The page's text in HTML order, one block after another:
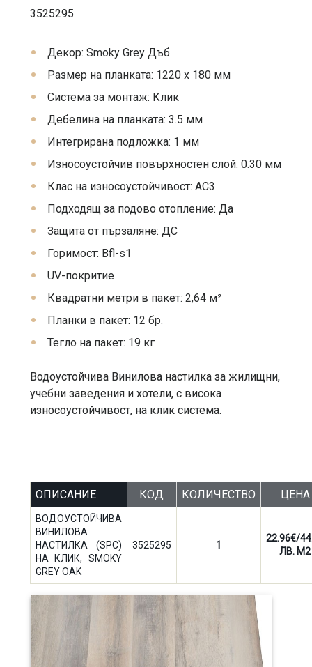
3525295
Декор: Smoky Grey Дъб
Размер на планката: 1220 х 180 мм
Система за монтаж: Клик
Дебелина на планката: 3.5 мм
Интегрирана подложка: 1 мм
Износоустойчив повърхностен слой: 0.30 мм
Клас на износоустойчивост: AC3
Подходящ за подово отопление: Да
Защита от пързаляне: ДС
Горимост: Bfl-s1
UV-покритие
Квадратни метри в пакет: 2,64 м²
Планки в пакет: 12 бр.
Тегло на пакет: 19 кг
Водоустойчива Винилова настилка за жилищни,
учебни заведения и хотели, с висока
износоустойчивост, на клик система.
ОПИСАНИЕ КОД КОЛИЧЕСТВО ЦЕНА
ВОДОУСТОЙЧИВА
ВИНИЛОВА
НАСТИЛКА (SPC)
НА КЛИК, SMOKY
GREY OAK
3525295 1
22.96€/
ЛВ. M2